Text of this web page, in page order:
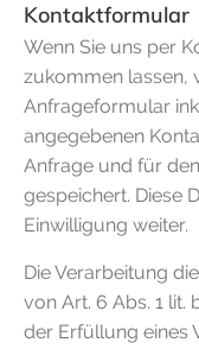
Kontaktformular
Wenn Sie uns per
zukommen lassen,
Anfrageformular
angegebenen
Anfrage und für
gespeichert. Diese
Einwilligung weiter.
Die Verarbeitung
von Art. 6 Abs. 1 lit.
der Erfüllung eines